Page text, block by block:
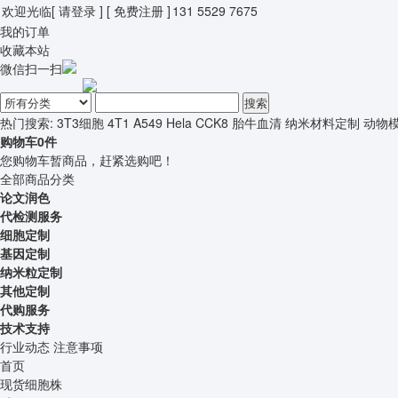
欢迎光临[ 请登录 ] [ 免费注册 ] 131 5529 7675
我的订单
收藏本站
微信扫一扫
搜索
热门搜索: 3T3细胞 4T1 A549 Hela CCK8 胎牛血清 纳米材料定制 动物
购物车0件
您购物车暂商品，赶紧选购吧！
全部商品分类
论文润色
代检测服务
细胞定制
基因定制
纳米粒定制
其他定制
代购服务
技术支持
行业动态 注意事项
首页
现货细胞株